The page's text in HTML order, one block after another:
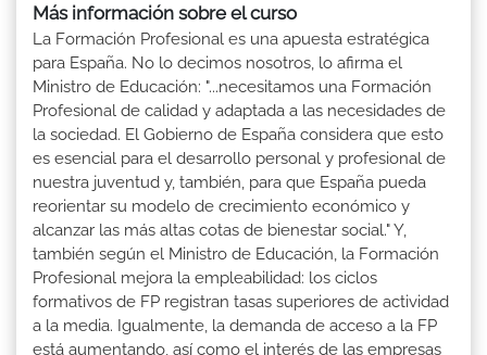
Más información sobre el curso
La Formación Profesional es una apuesta estratégica
para España. No lo decimos nosotros, lo afirma el
Ministro de Educación: "...necesitamos una Formación
Profesional de calidad y adaptada a las necesidades de
la sociedad. El Gobierno de España considera que esto
es esencial para el desarrollo personal y profesional de
nuestra juventud y, también, para que España pueda
reorientar su modelo de crecimiento económico y
alcanzar las más altas cotas de bienestar social." Y,
también según el Ministro de Educación, la Formación
Profesional mejora la empleabilidad: los ciclos
formativos de FP registran tasas superiores de actividad
a la media. Igualmente, la demanda de acceso a la FP
está aumentando, así como el interés de las empresas